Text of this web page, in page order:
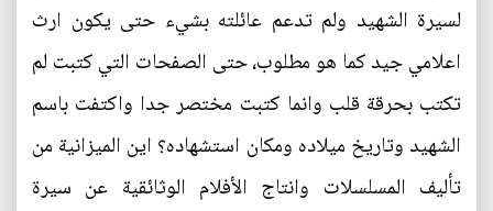
لسيرة الشهيد ولم تدعم عائلته بشيء حتى يكون ارث
اعلامي جيد كما هو مطلوب، حتى الصفحات التي كتبت لم
تكتب بحرقة قلب وانما كتبت مختصر جدا واكتفت باسم
الشهيد وتاريخ ميلاده ومكان استشهاده؟ اين الميزانية من
تأليف المسلسلات وانتاج الأفلام الوثائقية عن سيرة